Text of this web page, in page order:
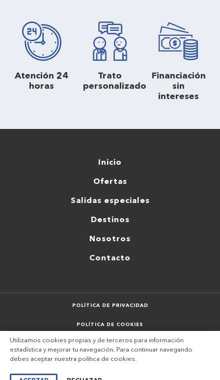
Atención 24
horas
Trato
personalizado
Financiación
sin
intereses
Inicio
Ofertas
Salidas especiales
Destinos
Nosotros
Contacto
POLÍTICA DE PRIVACIDAD
POLÍTICA DE COOKIES
AVISO LEGAL
DESARROLLADO POR VERKIA ®
Utilizamos cookies propias y de terceros para información
estadística y mejorar tu navegación. Para continuar navegando
debes aceptar nuestra política de cookies.